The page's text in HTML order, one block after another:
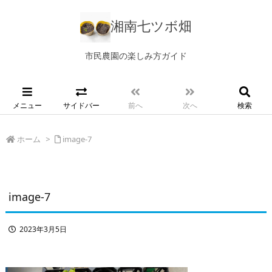
湘南七ツボ畑
市民農園の楽しみ方ガイド
メニュー サイドバー 前へ 次へ 検索
ホーム > image-7
image-7
2023年3月5日